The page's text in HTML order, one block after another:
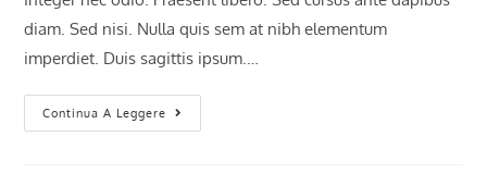
diam. Sed nisi. Nulla quis sem at nibh elementum
imperdiet. Duis sagittis ipsum.…
Continua A Leggere
Neque
Adipiscing